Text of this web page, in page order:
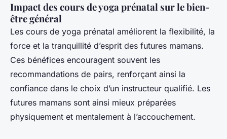
Impact des cours de yoga prénatal sur le bien-
être général
Les cours de yoga prénatal améliorent la flexibilité, la
force et la tranquillité d’esprit des futures mamans.
Ces bénéfices encouragent souvent les
recommandations de pairs, renforçant ainsi la
confiance dans le choix d’un instructeur qualifié. Les
futures mamans sont ainsi mieux préparées
physiquement et mentalement à l’accouchement.